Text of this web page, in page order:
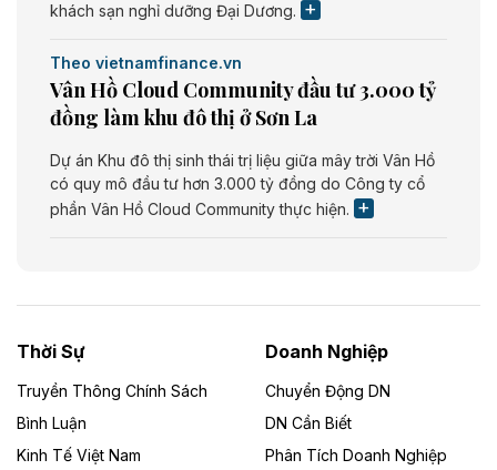
khách sạn nghỉ dưỡng Đại Dương.
Theo vietnamfinance.vn
Vân Hồ Cloud Community đầu tư 3.000 tỷ
đồng làm khu đô thị ở Sơn La
Dự án Khu đô thị sinh thái trị liệu giữa mây trời Vân Hồ
có quy mô đầu tư hơn 3.000 tỷ đồng do Công ty cổ
phần Vân Hồ Cloud Community thực hiện.
Dự án Nhà máy xử lý rác và phát điện Bắc Giang do
Công ty TNHH Năng lượng môi trường Bắc Giang làm
Theo vietnamfinance.vn
Thời Sự
Truyền Thông Chính Sách
Bình Luận
Kinh Tế Việt Nam
Doanh Nghiệp
Chuyển Động DN
DN Cần Biết
Phân Tích Doanh Nghiệp